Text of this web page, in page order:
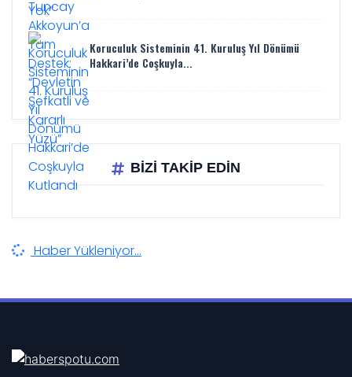
Koruculuk Sisteminin 41. Kuruluş Yıl Dönümü
Hakkari’de Coşkuyla...
BİZİ TAKİP EDİN
Haber Yükleniyor...